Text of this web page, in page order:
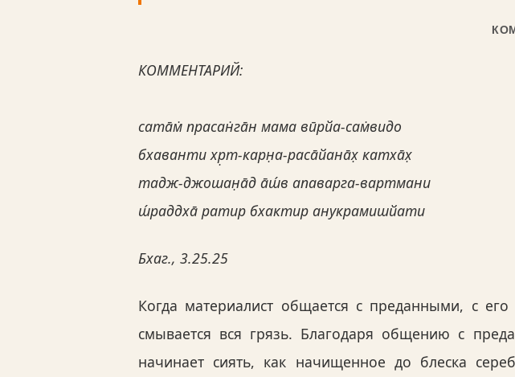
КОММЕНТАРИЙ:
сата̄м̇ прасан̇га̄н мама вӣрйа-сам̇видо
бхаванти хр̣т-карн̣а-раса̄йана̄х̣ катха̄х̣
тадж-джошан̣а̄д а̄ш́в апаварга-вартмани
ш́раддха̄ ратир бхактир анукрамишйати
Бхаг., 3.25.25
Когда материалист общается с преданными, с
смывается вся грязь. Благодаря общению с
начинает сиять, как начищенное до блеска